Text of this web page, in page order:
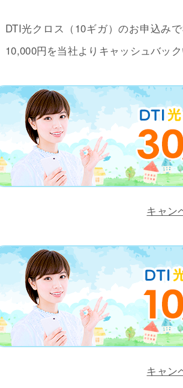
DTI光クロス（10ギガ）のお申込み
10,000円を当社よりキャッシュバック
キャン
キャン